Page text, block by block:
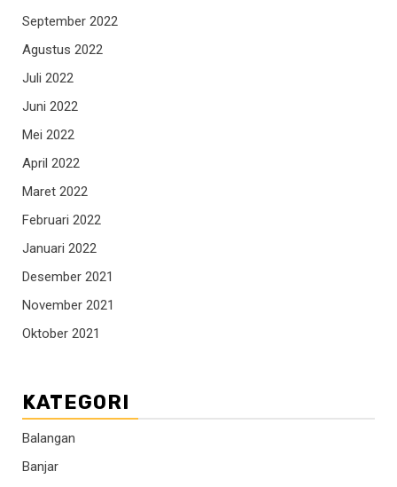
September 2022
Agustus 2022
Juli 2022
Juni 2022
Mei 2022
April 2022
Maret 2022
Februari 2022
Januari 2022
Desember 2021
November 2021
Oktober 2021
KATEGORI
Balangan
Banjar